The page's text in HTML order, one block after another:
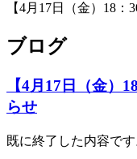
【4月17日（金）18
ブログ
【4月17日（金）
らせ
既に終了した内容で